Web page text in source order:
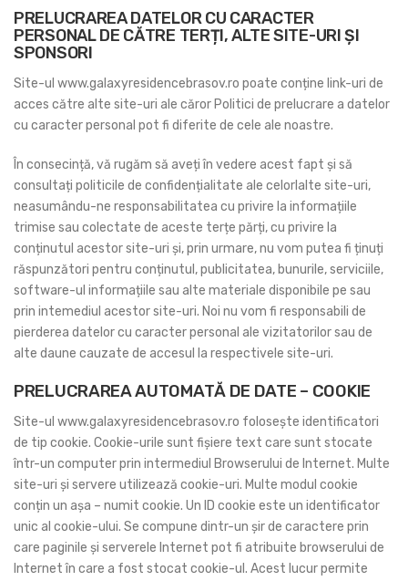
PRELUCRAREA DATELOR CU CARACTER
PERSONAL DE CĂTRE TERȚI, ALTE SITE-URI ȘI
SPONSORI
Site-ul www.galaxyresidencebrasov.ro poate conține link-uri de
acces către alte site-uri ale căror Politici de prelucrare a datelor
cu caracter personal pot fi diferite de cele ale noastre.
În consecință, vă rugăm să aveți în vedere acest fapt și să
consultați politicile de confidențialitate ale celorlalte site-uri,
neasumându-ne responsabilitatea cu privire la informațiile
trimise sau colectate de aceste terțe părți, cu privire la
conținutul acestor site-uri și, prin urmare, nu vom putea fi ținuți
răspunzători pentru conținutul, publicitatea, bunurile, serviciile,
software-ul informațiile sau alte materiale disponibile pe sau
prin intemediul acestor site-uri. Noi nu vom fi responsabili de
pierderea datelor cu caracter personal ale vizitatorilor sau de
alte daune cauzate de accesul la respectivele site-uri.
PRELUCRAREA AUTOMATĂ DE DATE – COOKIE
Site-ul www.galaxyresidencebrasov.ro folosește identificatori
de tip cookie. Cookie-urile sunt fișiere text care sunt stocate
într-un computer prin intermediul Browserului de Internet. Multe
site-uri și servere utilizează cookie-uri. Multe modul cookie
conțin un așa – numit cookie. Un ID cookie este un identificator
unic al cookie-ului. Se compune dintr-un șir de caractere prin
care paginile și serverele Internet pot fi atribuite browserului de
Internet în care a fost stocat cookie-ul. Acest lucur permite